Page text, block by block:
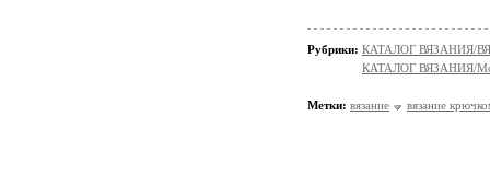
Рубрики: КАТАЛОГ ВЯЗАНИЯ/
КАТАЛОГ ВЯЗАНИЯ/
Метки: вязание вязание